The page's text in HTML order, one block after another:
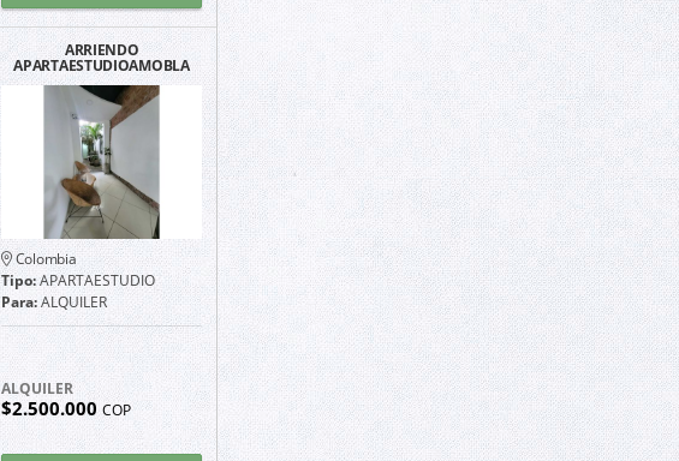
ARRIENDO
APARTAESTUDIOAMOBLADO
Colombia
Tipo:APARTAESTUDIO
Para:ALQUILER
ALQUILER
$2.500.000COP